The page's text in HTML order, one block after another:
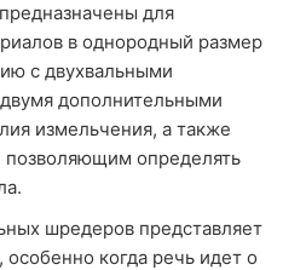
для
в однородный размер
с двухвальными
дополнительными
измельчения, а также
определять
шредеров представляет
когда речь идет о